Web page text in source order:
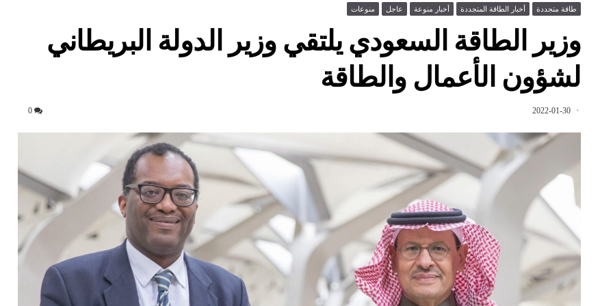
طاقة متجددة أخبار الطاقة المتجددة أخبار منوعة عاجل منوعات
وزير الطاقة السعودي يلتقي وزير الدولة البريطاني
لشؤون الأعمال والطاقة
2022-01-30
0